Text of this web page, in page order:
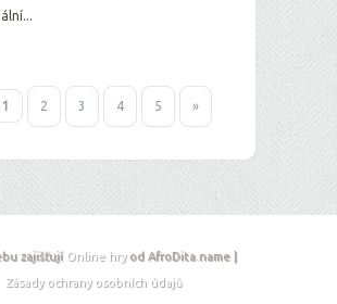
1 2 3 4 5 »
zajišťují Online hryod AfroDita.name |
Zásady ochrany osobních údajů